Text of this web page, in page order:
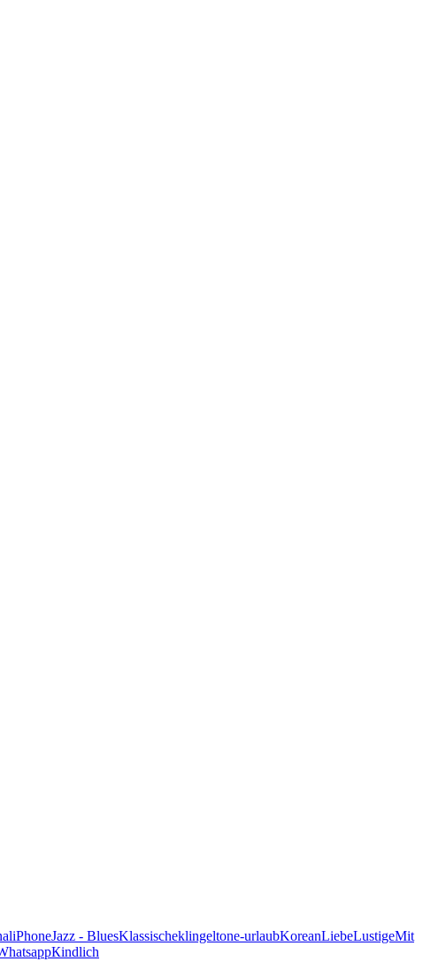
iPhoneJazz - BluesKlassischeklingeltone-urlaubKoreanLiebeLustigeMit
Кindlich